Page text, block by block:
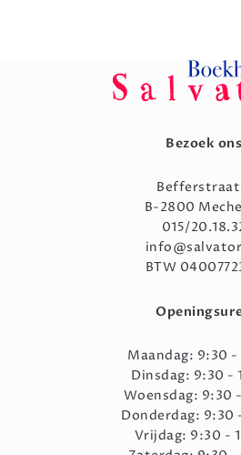
Bezoek ons
Befferstraat
B-2800
015/
BTW
Maandag: 9:30 -
Dinsdag: 9:30 -
Woensdag: 9:30
Donderdag: 9:30
Vrijdag: 9:30 -